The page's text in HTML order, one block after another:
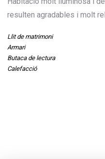
resulten agradables i molt
Llit de matrimoni
Armari
Butaca de lectura
Calefacció